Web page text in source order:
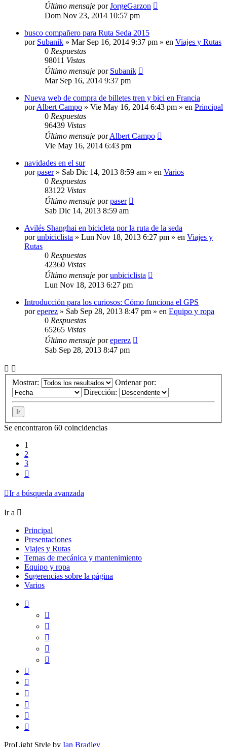
Último mensaje porJorgeGarzon
Dom Nov 23, 2014 10:57 pm
busco compañero para Ruta Seda 2015
por Subanik » Mar Sep 16, 2014 9:37 pm » en Viajes y Rutas
0 Respuestas
98011 Vistas
Último mensaje por Subanik
Mar Sep 16, 2014 9:37 pm
Nueva web de compra de billetes tren y bici en Francia
porAlbert Campo » Vie May 16, 2014 6:43 pm » en Principal
0 Respuestas
96439 Vistas
Último mensaje porAlbert Campo
Vie May 16, 2014 6:43 pm
navidades en el sur
porpaser» Sab Dic 14, 2013 8:59 am » en Varios
0 Respuestas
83122 Vistas
Último mensaje porpaser
Sab Dic 14, 2013 8:59 am
Avilés Shanghai en bicicleta por la ruta de la seda
porunbiciclista » Lun Nov 18, 2013 6:27 pm » en Viajes y
Rutas
0 Respuestas
42360 Vistas
Último mensaje porunbiciclista
Lun Nov 18, 2013 6:27 pm
Introducción para los curiosos: Cómo funciona el GPS
poreperez » Sab Sep 28, 2013 8:47 pm » en Equipo y ropa
0 Respuestas
65265 Vistas
Último mensaje poreperez
Sab Sep 28, 2013 8:47 pm
Mostrar:
Ordenar por:
Dirección:
Se encontraron 60 coincidencias
1
2
3
Ir a búsqueda avanzada
Ir a
Principal
Presentaciones
Viajes y Rutas
Temas de mecánica y mantenimiento
Equipo y ropa
Sugerencias sobre la página
Varios
ProLight Style by Ian Bradley